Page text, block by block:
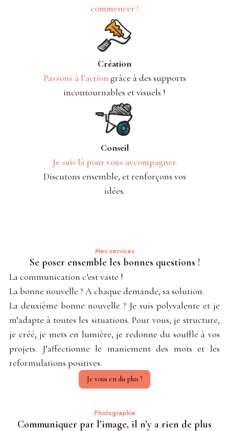
commencer !
Création
Passons à l’actiongrâce à des supports
incontournables et visuels !
Conseil
Je suis là pour vous accompagner.
Discutons ensemble, et renforçons vos
idées.
Mes services
Se poser ensemble les bonnes questions !
La communication c’est vaste !
La bonne nouvelle ? A chaque demande, sa solution.
La deuxième bonne nouvelle ? Je suis polyvalente et je
m’adapte à toutes les situations. Pour vous, je structure,
je créé, je mets en lumière, je redonne du souffle à vos
projets. J’affectionne le maniement des mots et les
reformulations positives.
Je vous en dis plus ?
Photographie
Communiquer par l’image, il n’y a rien de plus